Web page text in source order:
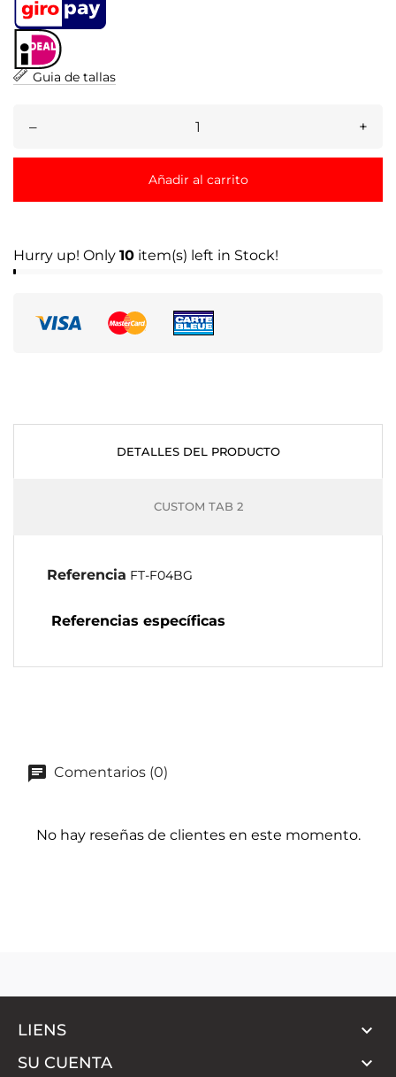
Guia de tallas
– +
Añadir al carrito
Hurry up! Only 10 item(s) left in Stock!
DETALLES DEL PRODUCTO
CUSTOM TAB 2
Referencia FT-F04BG
Referencias específicas
Comentarios (0)
No hay reseñas de clientes en este momento.
LIENS 
SU CUENTA 